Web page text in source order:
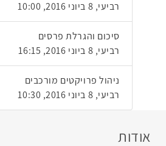
רביעי, 8 ביוני 2016, 10:00
סיכום והגרלת פרסים
רביעי, 8 ביוני 2016, 16:15
ניהול פרויקטים מורכבים
רביעי, 8 ביוני 2016, 10:30
אודות